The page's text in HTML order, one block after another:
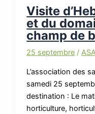
Visite
et du
champ de
25 septembre /
L’association des
samedi 25
destination : Le
horticulture,